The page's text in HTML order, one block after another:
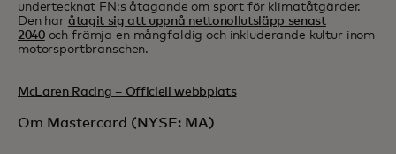
undertecknat FN:s åtagande om sport för klimatåtgärder.
Den har åtagit sig att uppnå nettonollutsläpp senast
2040och främja en mångfaldig och inkluderande kultur inom
motorsportbranschen.
McLaren Racing – Officiell webbplats
Om Mastercard (NYSE: MA)